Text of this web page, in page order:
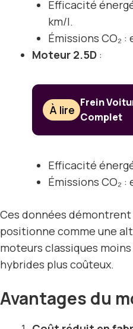
Efficacité
km/l.
Émissions CO₂
Moteur 2.5D :
À lire
Frein
Complet
Efficacité
Émissions CO₂ :
Ces données
positionne comme une
moteurs classiques
hybrides plus coûteux.
Avantages du